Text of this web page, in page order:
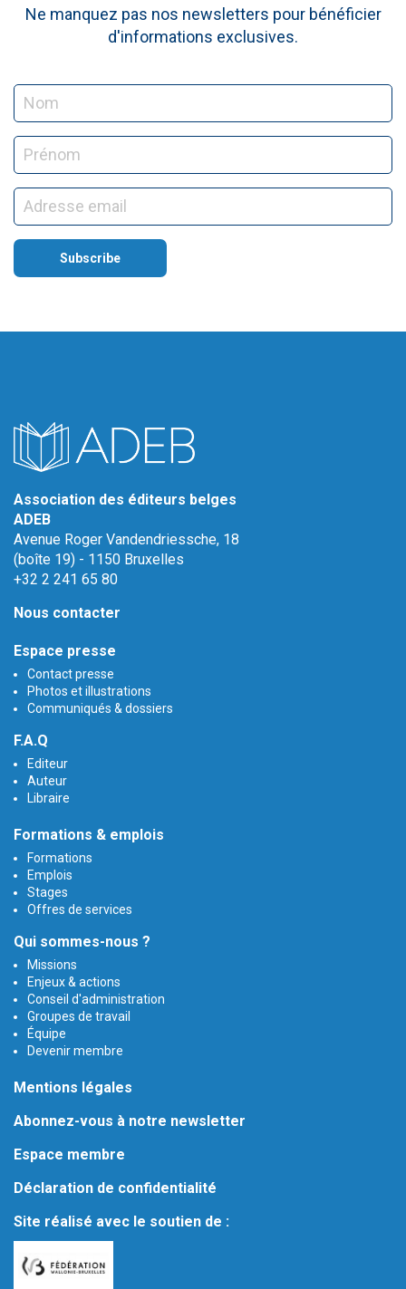
Ne manquez pas nos newsletters pour bénéficier
d'informations exclusives.
Association des éditeurs belges
ADEB
Avenue Roger Vandendriessche, 18
(boîte 19) - 1150 Bruxelles
+32 2 241 65 80
Nous contacter
Espace presse
Contact presse
Photos et illustrations
Communiqués & dossiers
F.A.Q
Editeur
Auteur
Libraire
Formations & emplois
Formations
Emplois
Stages
Offres de services
Qui sommes-nous ?
Missions
Enjeux & actions
Conseil d'administration
Groupes de travail
Équipe
Devenir membre
Mentions légales
Abonnez-vous à notre newsletter
Espace membre
Déclaration de confidentialité
Site réalisé avec le soutien de :